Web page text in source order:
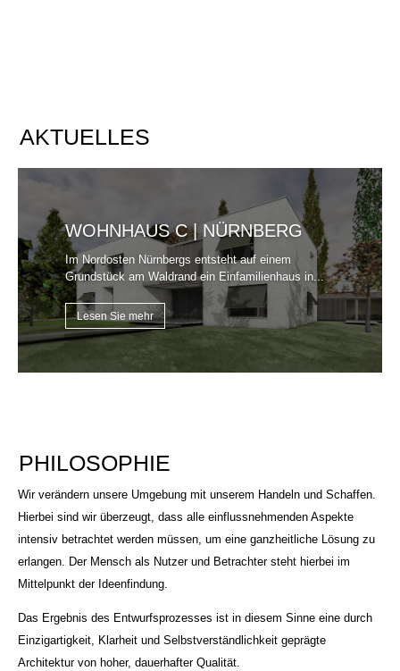
AKTUELLES
WOHNHAUS C | NÜRNBERG
Im Nordosten Nürnbergs entsteht auf einem
Grundstück am Waldrand ein Einfamilienhaus in...
Lesen Sie mehr
PHILOSOPHIE
Wir verändern unsere Umgebung mit unserem Handeln und Schaffen.
Hierbei sind wir überzeugt, dass alle einflussnehmenden Aspekte
intensiv betrachtet werden müssen, um eine ganzheitliche Lösung zu
erlangen. Der Mensch als Nutzer und Betrachter steht hierbei im
Mittelpunkt der Ideenfindung.
Das Ergebnis des Entwurfsprozesses ist in diesem Sinne eine durch
Einzigartigkeit, Klarheit und Selbstverständlichkeit geprägte
Architektur von hoher, dauerhafter Qualität.